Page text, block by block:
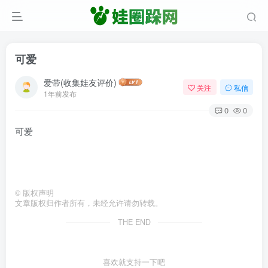
可爱
爱带(收集娃友评价)
1年前发布
关注 私信
0 0
可爱
© 版权声明
文章版权归作者所有，未经允许请勿转载。
THE END
喜欢就支持一下吧